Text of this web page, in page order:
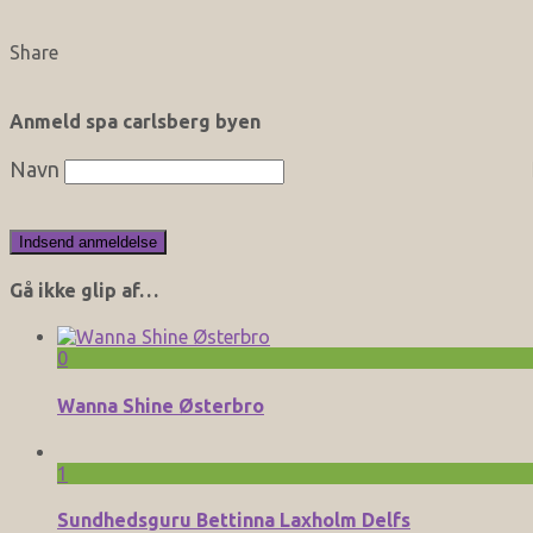
Share
Anmeld spa carlsberg byen
Navn
Gå ikke glip af…
0
Wanna Shine Østerbro
1
Sundhedsguru Bettinna Laxholm Delfs